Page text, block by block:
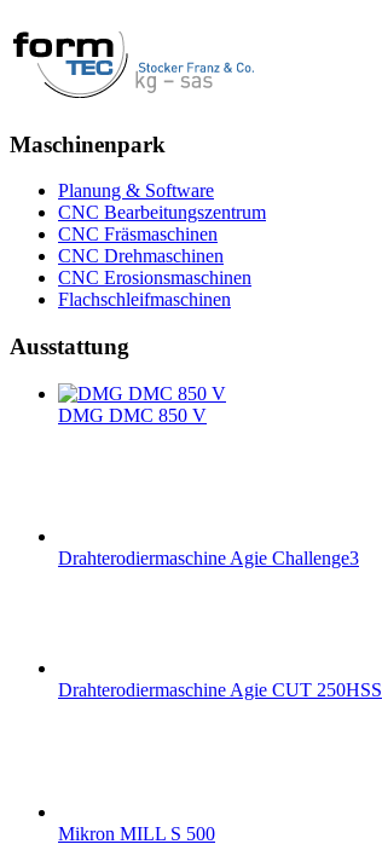
Maschinenpark
Planung & Software
CNC Bearbeitungszentrum
CNC Fräsmaschinen
CNC Drehmaschinen
CNC Erosionsmaschinen
Flachschleifmaschinen
Ausstattung
DMG DMC 850 V
Drahterodiermaschine Agie Challenge3
Drahterodiermaschine Agie CUT 250HSS
Mikron MILL S 500